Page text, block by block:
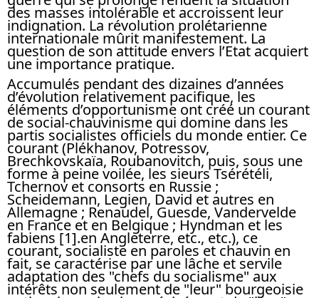
des masses intolérable et accroissent leur
indignation. La révolution prolétarienne
internationale mûrit manifestement. La
question de son attitude envers l’Etat acquiert
une importance pratique.
Accumulés pendant des dizaines d’années
d’évolution relativement pacifique, les
éléments d’opportunisme ont créé un courant
de social-chauvinisme qui domine dans les
partis socialistes officiels du monde entier. Ce
courant (Plékhanov, Potressov,
Brechkovskaïa, Roubanovitch, puis, sous une
forme à peine voilée, les sieurs Tsérétéli,
Tchernov et consorts en Russie ;
Scheidemann, Legien, David et autres en
Allemagne ; Renaudel, Guesde, Vandervelde
en France et en Belgique ; Hyndman et les
fabiens [1].en Angleterre, etc., etc.), ce
courant, socialiste en paroles et chauvin en
fait, se caractérise par une lâche et servile
adaptation des "chefs du socialisme" aux
intérêts non seulement de "leur" bourgeoisie